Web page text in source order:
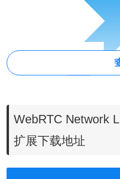
WebRTC Network
WebRTC Network Limiter
WebRTC Network
扩展下载地址